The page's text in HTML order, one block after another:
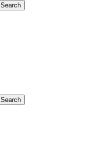
Search
Search